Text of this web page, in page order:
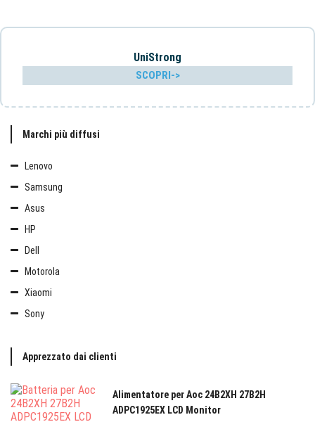
UniStrong
SCOPRI->
Marchi più diffusi
Lenovo
Samsung
Asus
HP
Dell
Motorola
Xiaomi
Sony
Apprezzato dai clienti
Alimentatore per Aoc 24B2XH 27B2H
ADPC1925EX LCD Monitor